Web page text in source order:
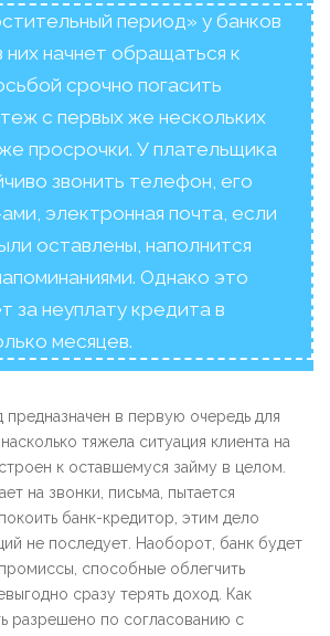
период» у банков
начнет обращаться к
срочно погасить
с первых же нескольких
просрочки. У плательщика
звонить телефон, его
электронная почта, если
оставлены, наполнится
Однако это
за неуплату кредита в
месяцев.
предназначен в первую очередь для
тяжела ситуация клиента на
к оставшемуся займу в целом.
на звонки, письма, пытается
банк-кредитор, этим дело
не последует. Наоборот, банк будет
способные облегчить
сразу терять доход. Как
разрешено по согласованию с